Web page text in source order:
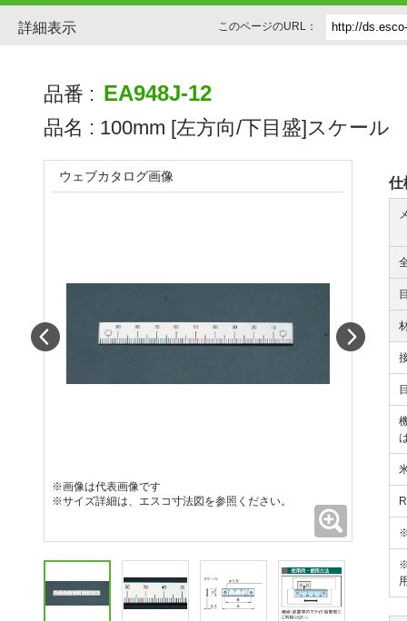
詳細表示 このページのURL：
品番 : EA948J-12
品名 : 100mm [左方向/下目盛]スケール
仕
ウェブカタログ画像
※画像は代表画像です
※サイズ詳細は、エスコ寸法図を参照ください。